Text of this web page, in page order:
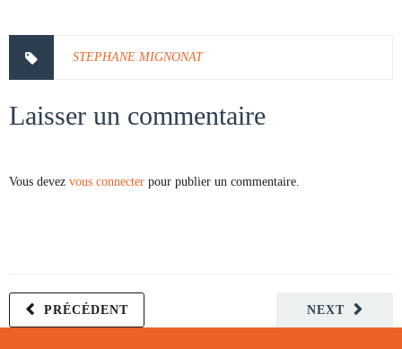
STEPHANE MIGNONAT
Laisser un commentaire
Vous devez vous connecter pour publier un commentaire.
NEXT
PRÉCÉDENT